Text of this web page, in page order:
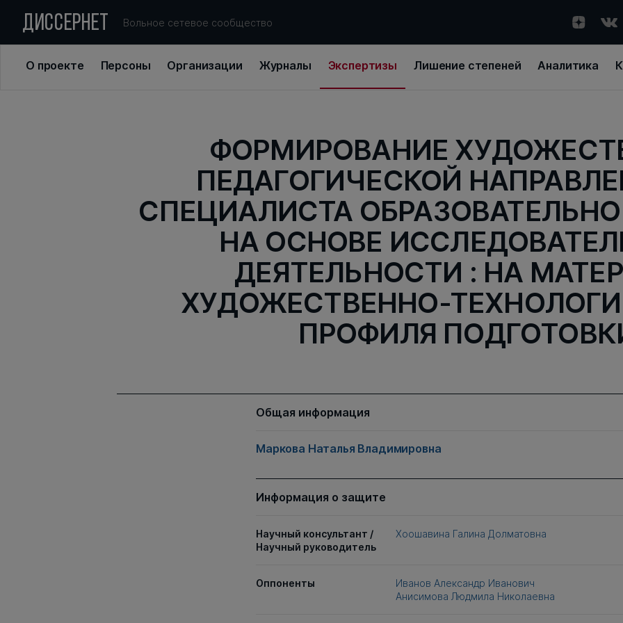
ДИССЕРНЕТ Вольное сетевое сообщество
О проекте Персоны Организации Журналы Экспертизы Лишение степеней Аналитика
ФОРМИРОВАНИЕ
ПЕДАГОГИЧЕСКОЙ
СПЕЦИАЛИСТА
НА ОСНОВЕ
ДЕЯТЕЛЬНОСТИ : НА
ХУДОЖЕСТВЕННО-
ПРОФИЛЯ
Общая информация
Маркова Наталья Владимировна
Информация о защите
Научный консультант /
Научный руководитель
Хоошавина Галина Долматовна
Оппоненты
Иванов Александр Иванович
Анисимова Людмила Николаевна